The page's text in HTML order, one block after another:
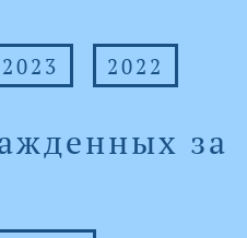
2023 2022
за